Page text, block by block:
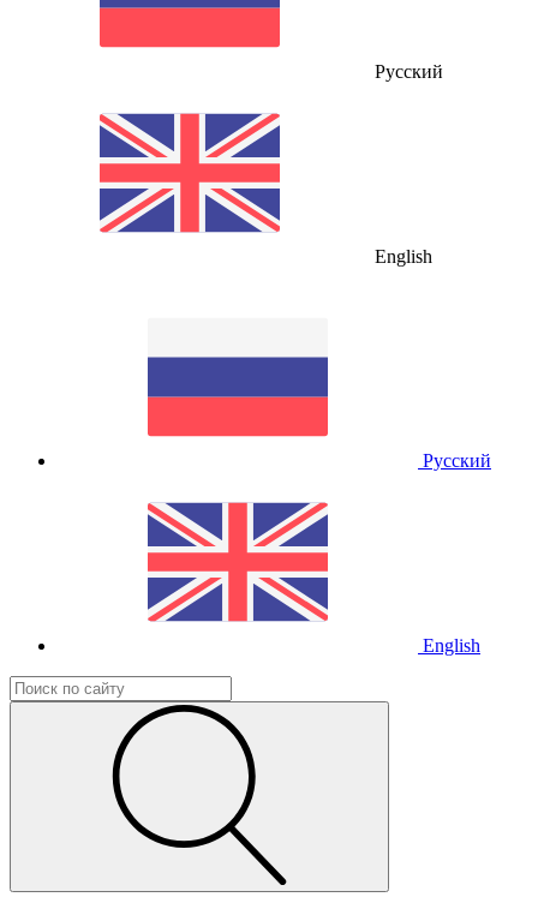
Русский
English
Русский
English